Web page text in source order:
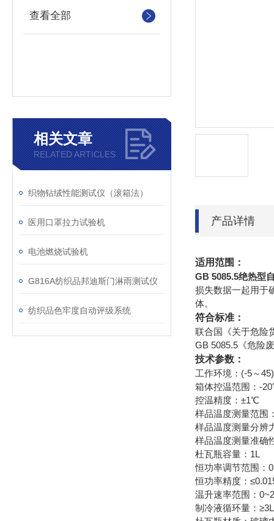
查看全部
相关文章
RELATED ARTICLES
织物钻绒性能测试仪（滚箱法）
医用口罩拉力试验机
电池燃烧试验机
G816A纺织品邦迪斯门淋雨测试仪
纺织品色牢度自动评级系统
产品详情
适用范围：
GB 5085.5绝热型
损失数据一起用于
体。
符合标准：
联合国《关于危险
GB 5085.5《危险
技术参数：
工作环境：(-5～
箱体控温范围：-
控温精度：±1℃
样品温度测量范围
样品温度测量分辨
样品温度测量准确
杜瓦瓶容量：1L
恒功率调节范围：
恒功率精度：
温升速率范围：
制冷液循环量：